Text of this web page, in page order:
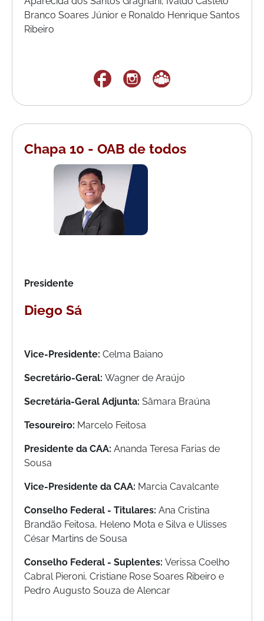
Branco Soares Júnior e Ronaldo Henrique Santos
Ribeiro
Chapa 10 - OAB de todos
Presidente
Diego Sá
Vice-Presidente: Celma Baiano
Secretário-Geral: Wagner de Araújo
Secretária-Geral Adjunta: Sâmara Braúna
Tesoureiro: Marcelo Feitosa
Presidente da CAA: Ananda Teresa Farias de
Sousa
Vice-Presidente da CAA: Marcia Cavalcante
Conselho Federal - Titulares: Ana Cristina
Brandão Feitosa, Heleno Mota e Silva e Ulisses
César Martins de Sousa
Conselho Federal - Suplentes: Verissa Coelho
Cabral Pieroni, Cristiane Rose Soares Ribeiro e
Pedro Augusto Souza de Alencar